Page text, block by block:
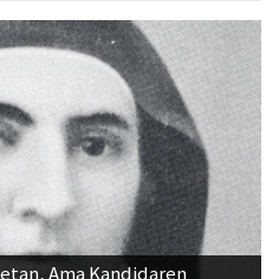
Ama Kandidaren